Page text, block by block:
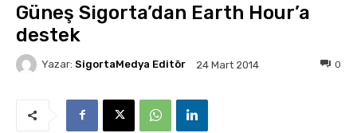
Güneş Sigorta’dan Earth Hour’a
destek
Yazar: SigortaMedya Editör 24 Mart 2014 0